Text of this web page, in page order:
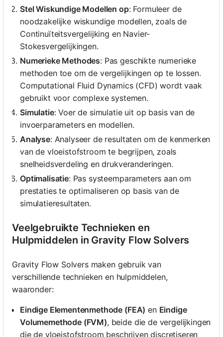
Stel Wiskundige Modellen op: Formuleer de
noodzakelijke wiskundige modellen, zoals de
Continuïteitsvergelijking en Navier-
Stokesvergelijkingen.
Numerieke Methodes: Pas geschikte numerieke
methoden toe om de vergelijkingen op te lossen.
Computational Fluid Dynamics (CFD) wordt vaak
gebruikt voor complexe systemen.
Simulatie: Voer de simulatie uit op basis van de
invoerparameters en modellen.
Analyse: Analyseer de resultaten om de kenmerken
van de vloeistofstroom te begrijpen, zoals
snelheidsverdeling en drukveranderingen.
Optimalisatie: Pas systeemparameters aan om
prestaties te optimaliseren op basis van de
simulatieresultaten.
Veelgebruikte Technieken en
Hulpmiddelen in Gravity Flow Solvers
Gravity Flow Solvers maken gebruik van
verschillende technieken en hulpmiddelen,
waaronder:
Eindige Elementenmethode (FEA) en Eindige
Volumemethode (FVM), beide die de vergelijkingen
die de vloeistofstroom beschrijven discretiseren